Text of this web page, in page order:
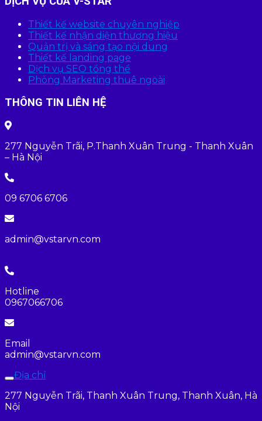
Thiết kế website chuyên nghiệp
Thiết kế nhận diện thương hiệu
Quản trị và sáng tạo nội dung
Thiết kế landing page
Dịch vụ SEO tổng thể
Phòng Marketing thuê ngoài
THÔNG TIN LIÊN HỆ
277 Nguyễn Trãi, P.Thanh Xuân Trung - Thanh Xuân
– Hà Nội
09 6706 6706
admin@vstarvn.com
Hotline
0967066706
Email
admin@vstarvn.com
Địa chỉ
277 Nguyễn Trãi, Thanh Xuân Trung, Thanh Xuân, Hà
Nội